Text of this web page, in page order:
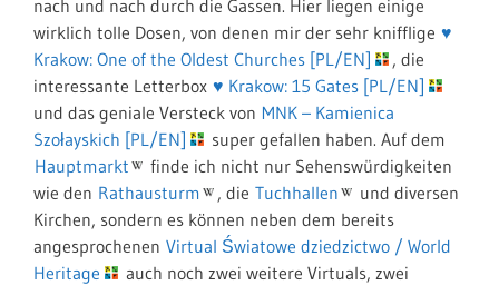
nach und nach durch die Gassen. Hier liegen einige
wirklich tolle Dosen, von denen mir der sehr knifflige ♥
Krakow: One of the Oldest Churches [PL/EN]
, die
interessante Letterbox ♥ Krakow: 15 Gates [PL/EN]
und das geniale Versteck von MNK – Kamienica
Szołayskich [PL/EN]
super gefallen haben. Auf dem
Hauptmarkt
finde ich nicht nur Sehenswürdigkeiten
wie den Rathausturm , die Tuchhallen
und diversen
Kirchen, sondern es können neben dem bereits
angesprochenen Virtual Światowe dziedzictwo / World
Heritage
auch noch zwei weitere Virtuals, zwei